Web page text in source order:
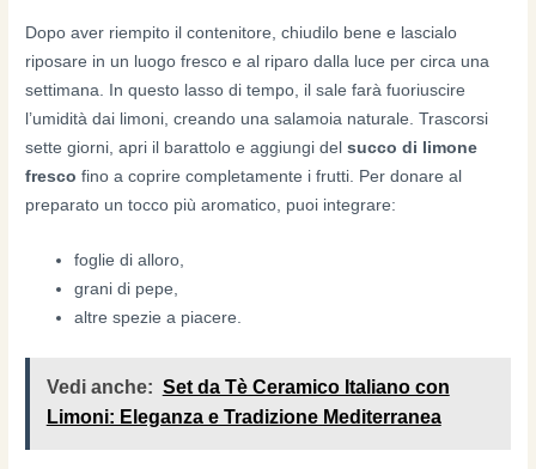
Dopo aver riempito il contenitore, chiudilo bene e lascialo
riposare in un luogo fresco e al riparo dalla luce per circa una
settimana. In questo lasso di tempo, il sale farà fuoriuscire
l’umidità dai limoni, creando una salamoia naturale. Trascorsi
sette giorni, apri il barattolo e aggiungi delsucco di limone
fresco fino a coprire completamente i frutti. Per donare al
preparato un tocco più aromatico, puoi integrare:
foglie di alloro,
grani di pepe,
altre spezie a piacere.
Vedi anche: Set da Tè Ceramico Italiano con
Limoni: Eleganza e Tradizione Mediterranea